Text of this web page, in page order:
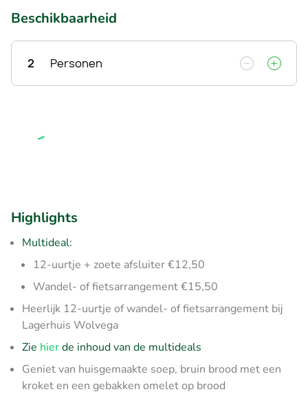
Beschikbaarheid
2 Personen
Highlights
Multideal:
12-uurtje + zoete afsluiter €12,50
Wandel- of fietsarrangement €15,50
Heerlijk 12-uurtje of wandel- of fietsarrangement bij
Lagerhuis Wolvega
Zie hierde inhoud van de multideals
Geniet van huisgemaakte soep, bruin brood met een
kroket en een gebakken omelet op brood